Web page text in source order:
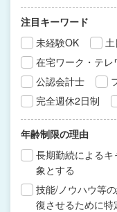
注目キーワード
未経験OK
在宅ワーク・テレ
公認会計士
完全週休2日制
年齢制限の理由
長期勤続による
象とする
技能/ノウハウ等
復させるために特